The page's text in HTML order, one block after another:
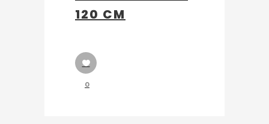
120 CM
0